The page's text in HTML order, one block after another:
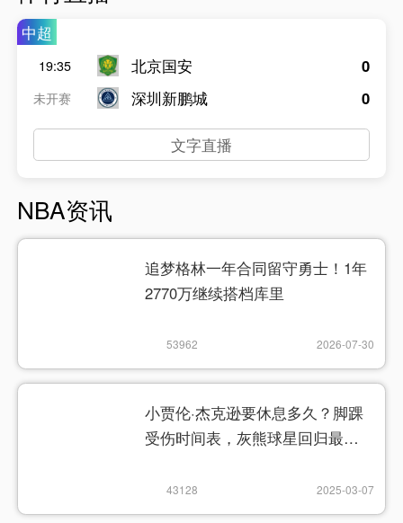
中超
19:35
未开赛
北京国安
深圳新鹏城
0
0
文字直播
NBA资讯
追梦格林一年合同留守勇士！1年
2770万继续搭档库里
53962 2026-07-30
小贾伦·杰克逊要休息多久？脚踝
受伤时间表，灰熊球星回归最新
43128 2025-03-07